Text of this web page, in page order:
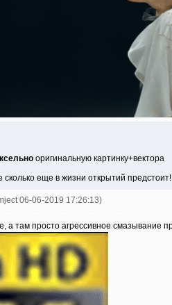
оригинальную картинку+вектора
сколько еще в жизни открытий
06-06-2019 17:26:13)
а там просто агрессивное смазывание